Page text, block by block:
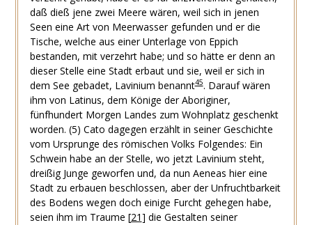
daß dieß jene zwei Meere wären, weil sich in jenen
Seen eine Art von Meerwasser gefunden und er die
Tische, welche aus einer Unterlage von Eppich
bestanden, mit verzehrt habe; und so hätte er denn an
dieser Stelle eine Stadt erbaut und sie, weil er sich in
dem See gebadet, Lavinium benannt45. Darauf wären
ihm von Latinus, dem Könige der Aboriginer,
fünfhundert Morgen Landes zum Wohnplatz geschenkt
worden. (5) Cato dagegen erzählt in seiner Geschichte
vom Ursprunge des römischen Volks Folgendes: Ein
Schwein habe an der Stelle, wo jetzt Lavinium steht,
dreißig Junge geworfen und, da nun Aeneas hier eine
Stadt zu erbauen beschlossen, aber der Unfruchtbarkeit
des Bodens wegen doch einige Furcht gehegen habe,
seien ihm im Traume [21] die Gestalten seiner